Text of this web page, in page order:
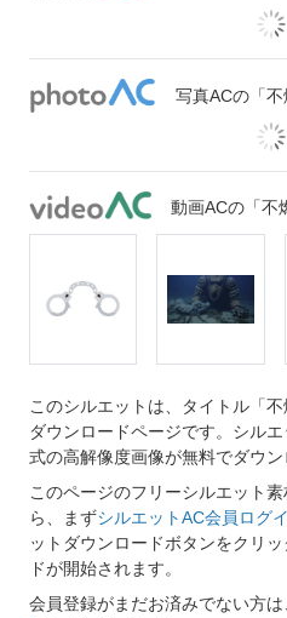
写真ACの「
動画ACの「不
このシルエットは、タイトル「
ダウンロードページです。シル
式の高解像度画像が無料でダウン
このページのフリーシルエット
ら、まずシルエットAC会員ログ
ットダウンロードボタンをクリ
ドが開始されます。
会員登録がまだお済みでない方は